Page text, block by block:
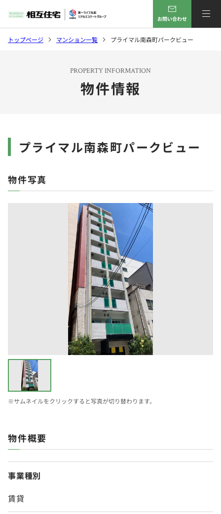
お問い合わせ
トップページ マンション一覧 プライマル南森町パークビュー
PROPERTY INFORMATION
物件情報
プライマル南森町パークビュー
物件写真
※サムネイルをクリックすると写真が切り替わります。
物件概要
事業種別
賃貸